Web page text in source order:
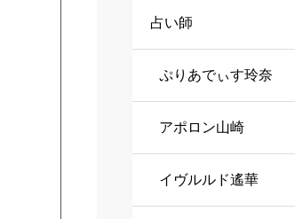
占い師
ぷりあでぃす玲奈
アポロン山崎
イヴルルド遙華